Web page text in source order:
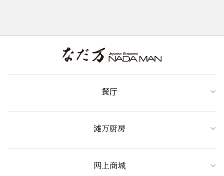
餐厅
滩万厨房
网上商城